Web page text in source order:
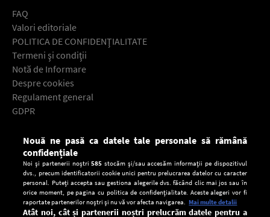
FAQ
Valori editoriale
POLITICA DE CONFIDENŢIALITATE
Termeni şi condiţii
Notă de Informare
Despre cookies
Regulament general
GDPR
Descarcă gratuit aplicaţia Europa FM pentru smartphone:
Nouă ne pasă ca datele tale personale să rămână
confidențiale
Noi și partenerii noștri585 stocăm și/sau accesăm informații pe dispozitivul
dvs., precum identificatorii cookie unici pentru prelucrarea datelor cu caracter
personal. Puteți accepta sau gestiona alegerile dvs. făcând clic mai jos sau în
orice moment, pe pagina cu politica de confidențialitate. Aceste alegeri vor fi
raportate partenerilor noștri și nu vă vor afecta navigarea. Mai multe detalii
Atât noi, cât și partenerii noștri prelucrăm datele pentru a